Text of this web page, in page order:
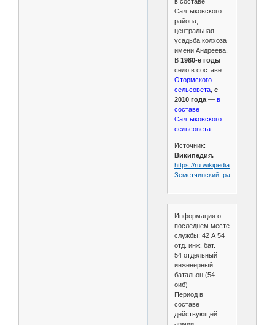
Салтыковского
района,
центральная
усадьба колхоза
имени Андреева.
В 1980-е годы
село в составе
Отормского
сельсовета, с
2010 года — в
составе
Салтыковского
сельсовета.
Источник:
Википедия.
https://ru.wikipedia.org/wiki/
Земетчинский_район
Информация о
последнем месте
службы: 42 А 54
отд. инж. бат.
54 отдельный
инженерный
батальон (54
оиб)
Период в
составе
действующей